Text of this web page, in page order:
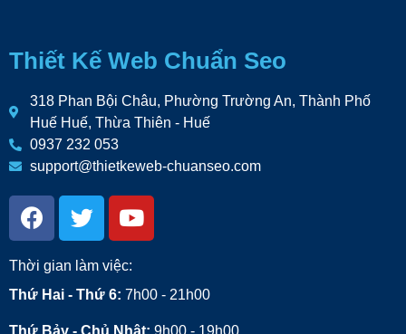
Thiết Kế Web Chuẩn Seo
318 Phan Bội Châu, Phường Trường An, Thành Phố
Huế Huế, Thừa Thiên - Huế
0937 232 053
support@thietkeweb-chuanseo.com
Thời gian làm việc:
Thứ Hai - Thứ 6: 7h00 - 21h00
Thứ Bảy - Chủ Nhật: 9h00 - 19h00